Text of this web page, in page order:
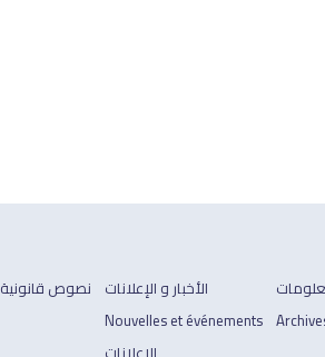
نصوص قانونية الأخبار و الإعلانات
Nouvelles et événements